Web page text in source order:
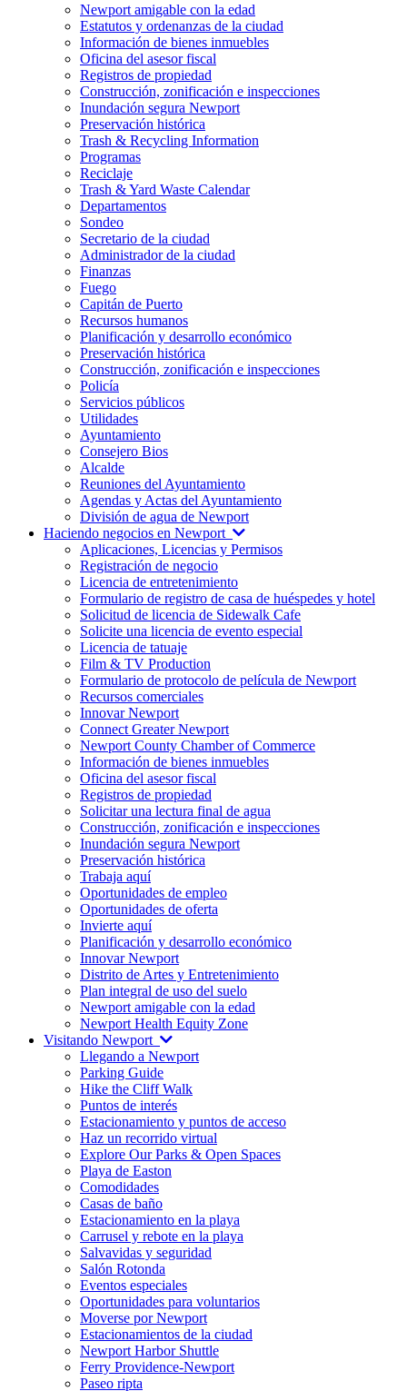
Newport amigable con la edad
Estatutos y ordenanzas de la ciudad
Información de bienes inmuebles
Oficina del asesor fiscal
Registros de propiedad
Construcción, zonificación e inspecciones
Inundación segura Newport
Preservación histórica
Trash & Recycling Information
Programas
Reciclaje
Trash & Yard Waste Calendar
Departamentos
Sondeo
Secretario de la ciudad
Administrador de la ciudad
Finanzas
Fuego
Capitán de Puerto
Recursos humanos
Planificación y desarrollo económico
Preservación histórica
Construcción, zonificación e inspecciones
Policía
Servicios públicos
Utilidades
Ayuntamiento
Consejero Bios
Alcalde
Reuniones del Ayuntamiento
Agendas y Actas del Ayuntamiento
División de agua de Newport
Haciendo negocios en Newport
Aplicaciones, Licencias y Permisos
Registración de negocio
Licencia de entretenimiento
Formulario de registro de casa de huéspedes y hotel
Solicitud de licencia de Sidewalk Cafe
Solicite una licencia de evento especial
Licencia de tatuaje
Film & TV Production
Formulario de protocolo de película de Newport
Recursos comerciales
Innovar Newport
Connect Greater Newport
Newport County Chamber of Commerce
Información de bienes inmuebles
Oficina del asesor fiscal
Registros de propiedad
Solicitar una lectura final de agua
Construcción, zonificación e inspecciones
Inundación segura Newport
Preservación histórica
Trabaja aquí
Oportunidades de empleo
Oportunidades de oferta
Invierte aquí
Planificación y desarrollo económico
Innovar Newport
Distrito de Artes y Entretenimiento
Plan integral de uso del suelo
Newport amigable con la edad
Newport Health Equity Zone
Visitando Newport
Llegando a Newport
Parking Guide
Hike the Cliff Walk
Puntos de interés
Estacionamiento y puntos de acceso
Haz un recorrido virtual
Explore Our Parks & Open Spaces
Playa de Easton
Comodidades
Casas de baño
Estacionamiento en la playa
Carrusel y rebote en la playa
Salvavidas y seguridad
Salón Rotonda
Eventos especiales
Oportunidades para voluntarios
Moverse por Newport
Estacionamientos de la ciudad
Newport Harbor Shuttle
Ferry Providence-Newport
Paseo ripta